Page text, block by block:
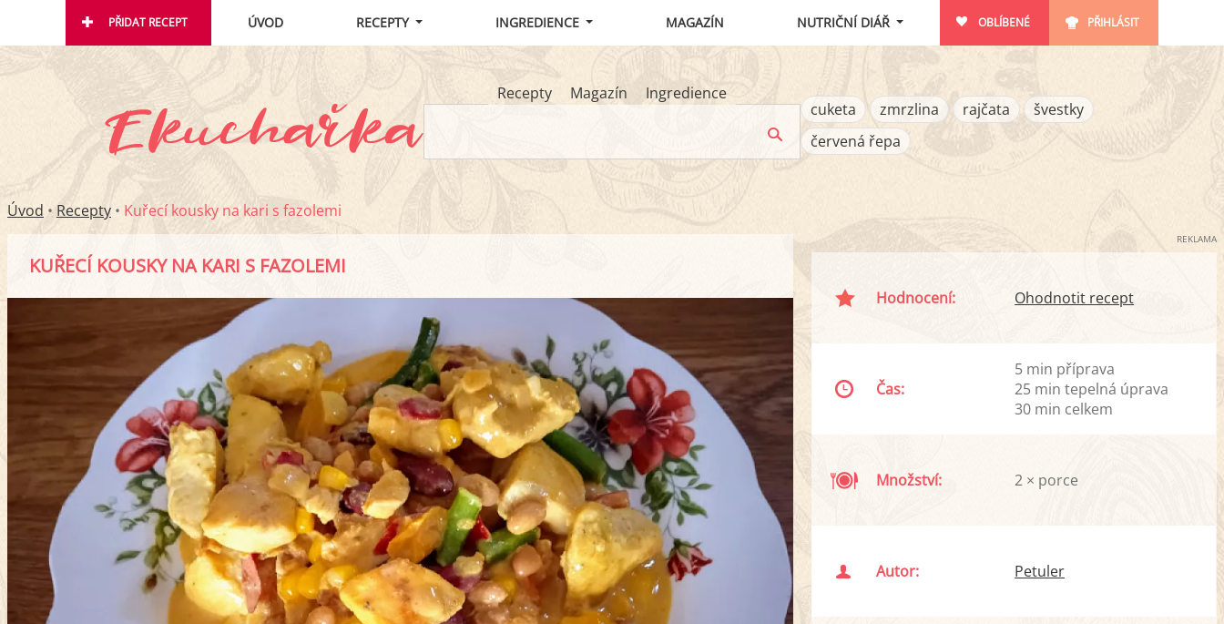
PŘIDAT RECEPT ÚVOD RECEPTY INGREDIENCE MAGAZÍN NUTRIČNÍ DIÁŘ OBLÍBENÉ PŘIHLÁSIT
Recepty Magazín
Ingredience
cuketa
zmrzlina rajčata
švestky
červená řepa
Úvod • Recepty • Kuřecí kousky na kari s fazolemi
KUŘECÍ KOUSKY NA KARI S FAZOLEMI
REKLAMA
Hodnocení: Ohodnotit recept
Čas:
5 min příprava
25 min tepelná úprava
30 min celkem
Množství: 2 × porce
Autor: Petuler